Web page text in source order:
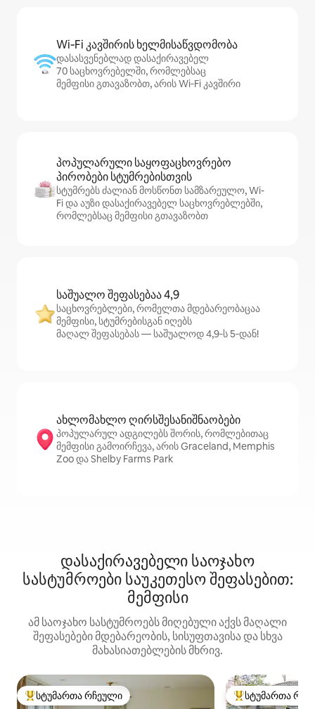
Wi‑Fi კავშირის ხელმისაწვდომობა
დასასვენებლად დასაქირავებელ
70 საცხოვრებელში, რომლებსაც
მემფისი გთავაზობთ, არის Wi‑Fi კავშირი
პოპულარული საყოფაცხოვრებო
პირობები სტუმრებისთვის
სტუმრებს ძალიან მოსწონთ სამზარეულო, Wi-
Fi და აუზი დასაქირავებელ საცხოვრებლებში,
რომლებსაც მემფისი გთავაზობთ
საშუალო შეფასებაა 4,9
საცხოვრებლები, რომელთა მდებარეობაცაა
მემფისი, სტუმრებისგან იღებს
მაღალ შეფასებას — საშუალოდ 4,9‑ს 5‑დან!
ახლომახლო ღირსშესანიშნაობები
პოპულარულ ადგილებს შორის, რომლებითაც
მემფისი გამოირჩევა, არის Graceland, Memphis
Zoo და Shelby Farms Park
დასაქირავებელი საოჯახო
სასტუმროები საუკეთესო შეფასებით:
მემფისი
ამ საოჯახო სასტუმროებს მიღებული აქვს მაღალი
შეფასებები მდებარეობის, სისუფთავისა და სხვა
მახასიათებლების მხრივ.
სტუმართა რჩეული მოწინავე ვარიანტი
სტუმართა რჩეული სტუმართა
სტუმართა